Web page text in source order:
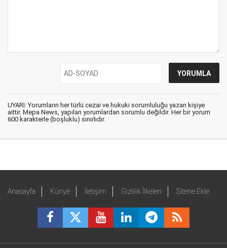
UYARI: Yorumların her türlü cezai ve hukuki sorumluluğu yazan kişiye
aittir. Mepa News, yapılan yorumlardan sorumlu değildir. Her bir yorum
600 karakterle (boşluklu) sınırlıdır.
Anasayfa Künye İletişim Gizlilik İlkeleri Sitene Ekle